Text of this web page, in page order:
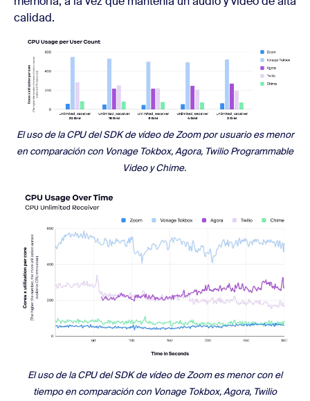
calidad.
El uso de la CPU del SDK de vídeo de Zoom por usuario es menor
en comparación con Vonage Tokbox, Agora, Twilio Programmable
Video y Chime.
El uso de la CPU del SDK de vídeo de Zoom es menor con el
tiempo en comparación con Vonage Tokbox, Agora, Twilio